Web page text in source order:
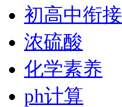
初高中衔接
浓硫酸
化学素养
ph计算